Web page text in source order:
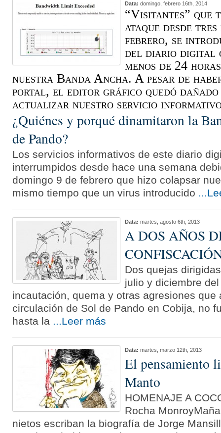
Data: domingo, febrero 16th, 2014
“Visitantes”
ataque desde tres
febrero, se
del diario digital
menos de 24
nuestra Banda Ancha. A pesar de
portal, el editor gráfico quedó dañado
actualizar nuestro servicio
¿Quiénes y porqué dinamitaron la
de Pando?
Los servicios informativos de este diario
interrumpidos desde hace una semana
domingo 9 de febrero que hizo colapsar
mismo tiempo que un virus introducido
Data: martes, agosto 6th, 2013
A DOS AÑOS
Dos quejas
julio y diciembre
incautación, quema y otras agresiones que
circulación de Sol de Pando en Cobija, no
hasta la ...Leer más
Data: martes, marzo 12th, 2013
El pensamiento
Manto
HOMENAJE A
Rocha
nietos escriban la biografía de Jorge